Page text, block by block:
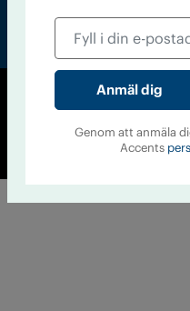
©
Cookiepolicy
Genom att anmäla
Accents